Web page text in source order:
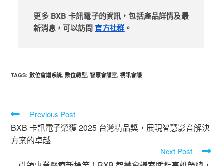
更多 BXB 卡訊電子的資訊，包括產品詳情及最
新消息，可以訪問 官方社群 。
TAGS:數位會議系統, 數位轉型, 智慧會議室, 視訊會議
Previous Post
BXB 卡訊電子榮獲 2025 台灣精品獎，展現智慧影音解決
方案的卓越
Next Post